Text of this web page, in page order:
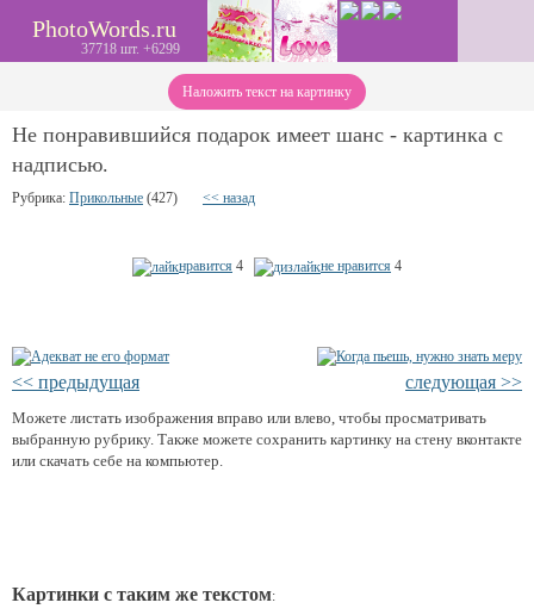
PhotoWords.ru
37718 шт. +6299
Наложить текст на картинку
Не понравившийся подарок имеет шанс - картинка с
надписью.
Рубрика: Прикольные (427) << назад
нравится 4 не нравится 4
<< предыдущая следующая >>
Можете листать изображения вправо или влево, чтобы просматривать
выбранную рубрику. Также можете сохранить картинку на стену вконтакте
или скачать себе на компьютер.
Картинки с таким же текстом: